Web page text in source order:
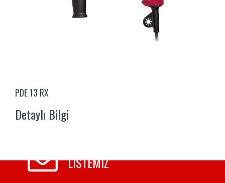
PDE 13 RX
Detaylı Bilgi
LISTEMIZ